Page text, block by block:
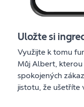
Uložte si
Využijte k tomu
Můj Albert, kterou
spokojených
jistotu, že ušetříte